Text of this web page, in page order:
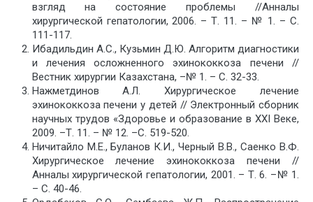
взгляд на состояние проблемы //Анналы
хирургической гепатологии, 2006. – Т. 11. – № 1. – С.
111-117.
Ибадильдин А.С., Кузьмин Д.Ю. Алгоритм диагностики
и лечения осложненного эхинококкоза печени //
Вестник хирургии Казахстана, –№ 1. – С. 32-33.
Нажметдинов А.Л. Хирургическое лечение
эхинококкоза печени у детей // Электронный сборник
научных трудов «Здоровье и образование в XXI Веке,
2009. –Т. 11. – № 12. –С. 519-520.
Ничитайло М.Е., Буланов К.И., Черный В.В., Саенко В.Ф.
Хирургическое лечение эхинококкоза печени //
Анналы хирургической гепатологии, 2001. – Т. 6. –№ 1.
– С. 40-46.